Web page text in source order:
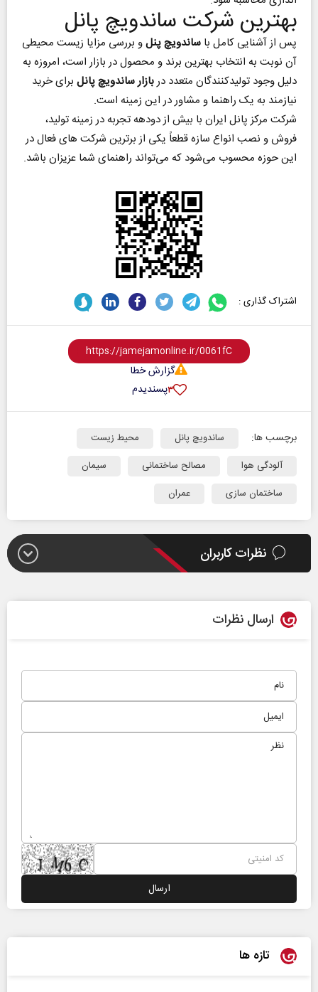
بهترین شرکت ساندویچ پانل
پس از آشنایی کامل با ساندویچ پنلو بررسی مزایا زیست محیطی
آن نوبت به انتخاب بهترین برند و محصول در بازار است، امروزه به
دلیل وجود تولیدکنندگان متعدد دربازار ساندویچ پانل برای خرید
نیازمند به یک راهنما و مشاور در این زمینه است.
شرکت مرکز پانل ایران با بیش از دودهه تجربه در زمینه تولید،
فروش و نصب انواع سازه قطعاً یکی از برترین شرکت های فعال در
این حوزه محسوب می‌شود که می‌تواند راهنمای شما عزیزان باشد.
اشتراک گذاری :
گزارش خطا
پسندیدم۳
برچسب ها: ساندویچ پانل
محیط زیست
آلودگی هوا
مصالح ساختمانی
سیمان
ساختمان سازی
عمران
نظرات کاربران
ارسال نظرات
تازه ها